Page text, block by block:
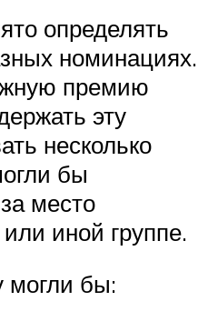
определять
номинациях.
премию
эту
несколько
бы
место
иной группе.
могли бы: